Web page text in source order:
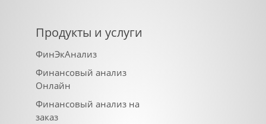
Продукты и услуги
ФинЭкАнализ
Финансовый анализ
Онлайн
Финансовый анализ на
заказ